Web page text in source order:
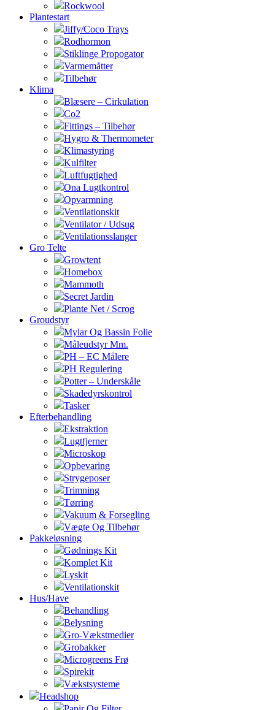
Rockwool
Plantestart
Jiffy/Coco Trays
Rodhormon
Stiklinge Propogator
Varmemåtter
Tilbehør
Klima
Blæsere – Cirkulation
Co2
Fittings – Tilbehør
Hygro & Thermometer
Klimastyring
Kulfilter
Luftfugtighed
Ona Lugtkontrol
Opvarmning
Ventilationskit
Ventilator / Udsug
Ventilationsslanger
Gro Telte
Growtent
Homebox
Mammoth
Secret Jardin
Plante Net / Scrog
Groudstyr
Mylar Og Bassin Folie
Måleudstyr Mm.
PH – EC Målere
PH Regulering
Potter – Underskåle
Skadedyrskontrol
Tasker
Efterbehandling
Ekstraktion
Lugtfjerner
Microskop
Opbevaring
Strygeposer
Trimning
Tørring
Vakuum & Forsegling
Vægte Og Tilbehør
Pakkeløsning
Gødnings Kit
Komplet Kit
Lyskit
Ventilationskit
Hus/Have
Behandling
Belysning
Gro-Vækstmedier
Grobakker
Microgreens Frø
Spirekit
Vækstsysteme
Headshop